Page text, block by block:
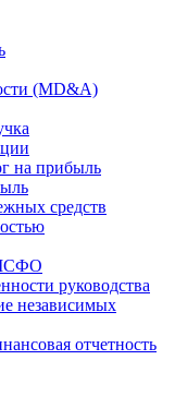
(MD&A)
на прибыль
средств
МСФО
руководства
независимых
отчетность